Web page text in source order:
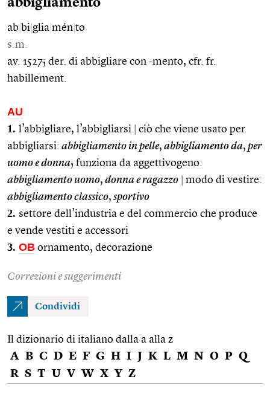
abbigliamento
ab bi glia mén to
s.m.
av. 1527; der. di abbigliare con -mento, cfr. fr.
habillement.
AU
1. l’abbigliare, l’abbigliarsi
ciò che viene usato per
abbigliarsi: abbigliamento in pelle, abbigliamento da, per
uomo e donna; funziona da aggettivogeno:
abbigliamento uomo, donna e ragazzo
modo di vestire:
abbigliamento classico, sportivo
2. settore dell’industria e del commercio che produce
e vende vestiti e accessori
3. OB ornamento, decorazione
Correzioni e suggerimenti
Condividi
Il dizionario di italiano dalla a alla z
A B C D E F G H I J K L M N O P Q
R S T U V W X Y Z